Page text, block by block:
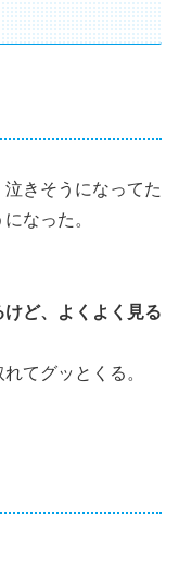
泣きそうになってた
なった。
ど、よくよく見る
てグッとくる。